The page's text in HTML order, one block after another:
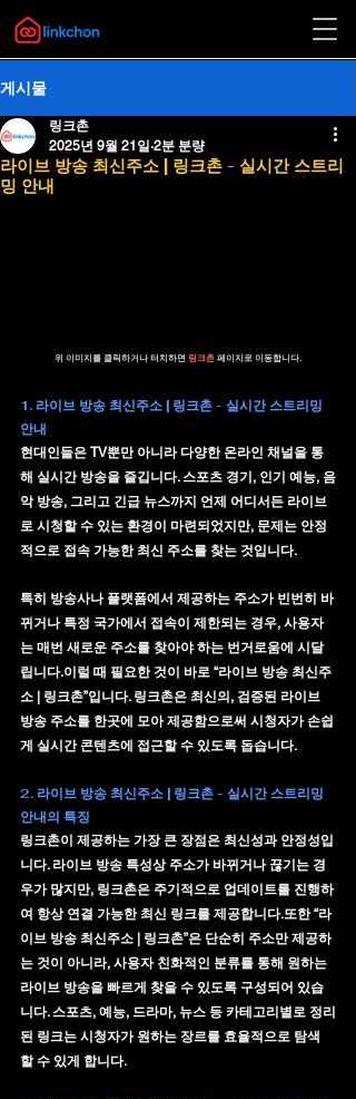
게시물
라이브 방송 최신주소 | 링크촌 - 실시간 스트리
밍 안내
링크촌
2025년 9월 21일 2분 분량
위 이미지를 클릭하거나 터치하면 링크촌 페이지로 이동합니다.
1. 라이브 방송 최신주소 | 링크촌 - 실시간 스트리밍
안내
현대인들은 TV뿐만 아니라 다양한 온라인 채널을 통
해 실시간 방송을 즐깁니다. 스포츠 경기, 인기 예능, 음
악 방송, 그리고 긴급 뉴스까지 언제 어디서든 라이브
로 시청할 수 있는 환경이 마련되었지만, 문제는 안정
적으로 접속 가능한 최신 주소를 찾는 것입니다.
특히 방송사나 플랫폼에서 제공하는 주소가 빈번히 바
뀌거나 특정 국가에서 접속이 제한되는 경우, 사용자
는 매번 새로운 주소를 찾아야 하는 번거로움에 시달
립니다.이럴 때 필요한 것이 바로 “라이브 방송 최신주
소 | 링크촌”입니다. 링크촌은 최신의, 검증된 라이브
방송 주소를 한곳에 모아 제공함으로써 시청자가 손쉽
게 실시간 콘텐츠에 접근할 수 있도록 돕습니다.
2. 라이브 방송 최신주소 | 링크촌 - 실시간 스트리밍
안내의 특징
링크촌이 제공하는 가장 큰 장점은 최신성과 안정성입
니다. 라이브 방송 특성상 주소가 바뀌거나 끊기는 경
우가 많지만, 링크촌은 주기적으로 업데이트를 진행하
여 항상 연결 가능한 최신 링크를 제공합니다.또한 “라
이브 방송 최신주소 | 링크촌”은 단순히 주소만 제공하
는 것이 아니라, 사용자 친화적인 분류를 통해 원하는
라이브 방송을 빠르게 찾을 수 있도록 구성되어 있습
니다. 스포츠, 예능, 드라마, 뉴스 등 카테고리별로 정리
된 링크는 시청자가 원하는 장르를 효율적으로 탐색
할 수 있게 합니다.